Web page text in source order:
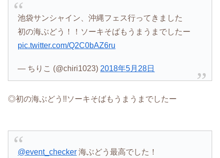
池袋サンシャイン、沖縄フェス行ってきました
初の海ぶどう！！ソーキそばもうまうまでしたー
pic.twitter.com/Q2C0bAZ6ru
— ちりこ (@chiri1023) 2018年5月28日
◎初の海ぶどう!!ソーキそばもうまうまでしたー
@event_checker 海ぶどう最高でした！